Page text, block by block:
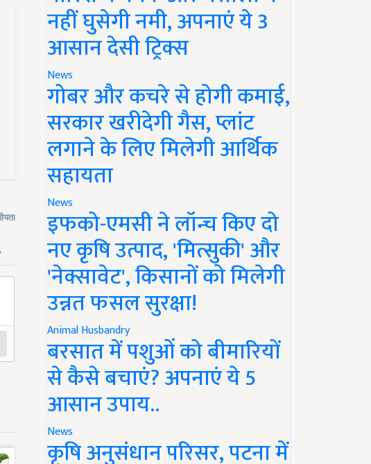
नहीं घुसेगी नमी, अपनाएं ये 3
आसान देसी ट्रिक्स
News
गोबर और कचरे से होगी कमाई,
सरकार खरीदेगी गैस, प्लांट
लगाने के लिए मिलेगी आर्थिक
सहायता
News
इफको-एमसी ने लॉन्च किए दो
नए कृषि उत्पाद, 'मित्सुकी' और
'नेक्सावेट', किसानों को मिलेगी
उन्नत फसल सुरक्षा!
Animal Husbandry
बरसात में पशुओं को बीमारियों
से कैसे बचाएं? अपनाएं ये 5
आसान उपाय..
News
कृषि अनुसंधान परिसर, पटना में